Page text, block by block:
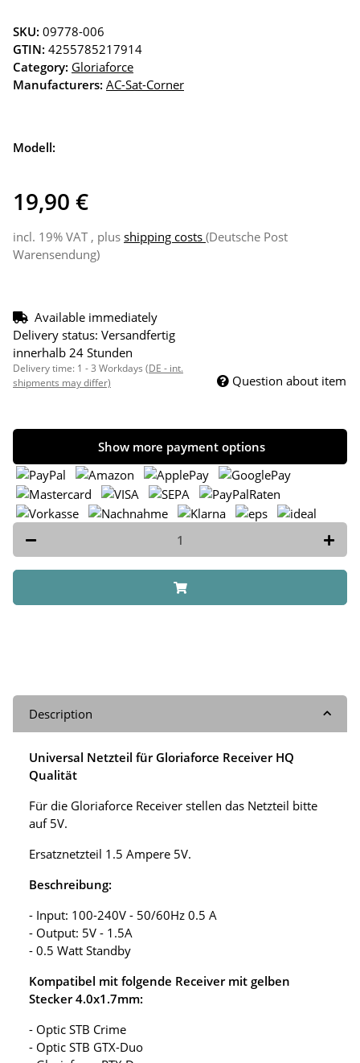
SKU: 09778-006
GTIN: 4255785217914
Category: Gloriaforce
Manufacturers: AC-Sat-Corner
Modell:
19,90 €
incl. 19% VAT , plus shipping costs (Deutsche Post
Warensendung)
Available immediately
Delivery status: Versandfertig
innerhalb 24 Stunden
Delivery time: 1 - 3 Workdays (DE - int.
shipments may differ)
Question about item
Show more payment options
Description
Universal Netzteil für Gloriaforce Receiver HQ
Qualität
Für die Gloriaforce Receiver stellen das Netzteil bitte
auf 5V.
Ersatznetzteil 1.5 Ampere 5V.
Beschreibung:
- Input: 100-240V - 50/60Hz 0.5 A
- Output: 5V - 1.5A
- 0.5 Watt Standby
Kompatibel mit folgende Receiver mit gelben
Stecker 4.0x1.7mm:
- Optic STB Crime
- Optic STB GTX-Duo